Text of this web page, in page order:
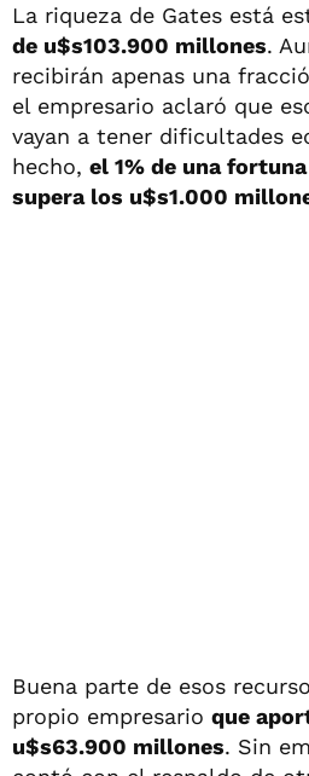
La riqueza de Gates está
de u$s103.900 millones.
recibirán apenas una
el empresario aclaró que
vayan a tener dificultades
hecho, el 1% de una
supera los u$s1.000
Buena parte de esos
propio empresario que
u$s63.900 millones. Sin